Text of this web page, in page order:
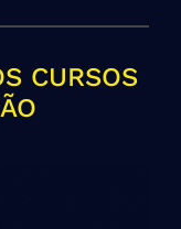
CURSOS